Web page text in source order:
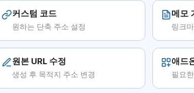
커스텀 코드
원하는 단축 주소 설정
메모
링크
원본 URL 수정
생성 후 목적지 주소 변경
애드
필요